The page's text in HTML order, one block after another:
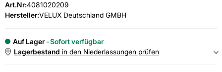
Art.Nr:4081020209
Hersteller:VELUX Deutschland GMBH
Auf Lager
Sofort verfügbar
Lagerbestand in den Niederlassungen prüfen